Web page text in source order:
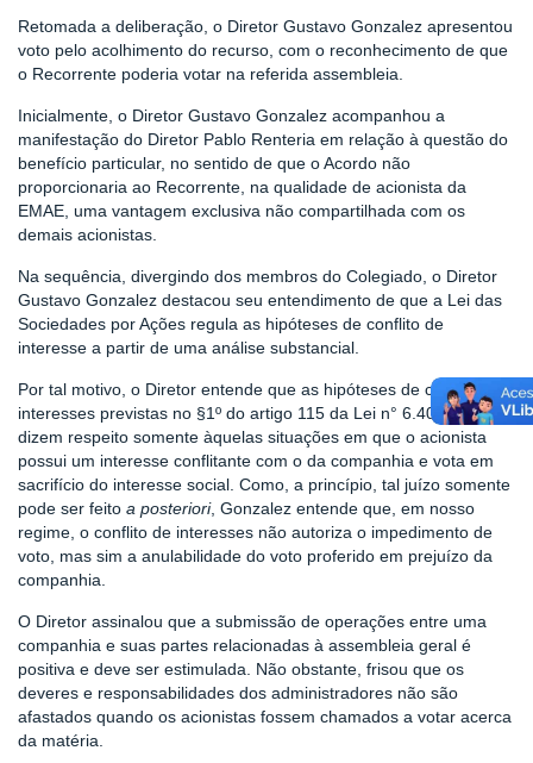
Retomada a deliberação, o Diretor Gustavo Gonzalez apresentou
voto pelo acolhimento do recurso, com o reconhecimento de que
o Recorrente poderia votar na referida assembleia.
Inicialmente, o Diretor Gustavo Gonzalez acompanhou a
manifestação do Diretor Pablo Renteria em relação à questão do
benefício particular, no sentido de que o Acordo não
proporcionaria ao Recorrente, na qualidade de acionista da
EMAE, uma vantagem exclusiva não compartilhada com os
demais acionistas.
Na sequência, divergindo dos membros do Colegiado, o Diretor
Gustavo Gonzalez destacou seu entendimento de que a Lei das
Sociedades por Ações regula as hipóteses de conflito de
interesse a partir de uma análise substancial.
Por tal motivo, o Diretor entende que as hipóteses de conflito de
interesses previstas no §1º do artigo 115 da Lei n° 6.404/1976
dizem respeito somente àquelas situações em que o acionista
possui um interesse conflitante com o da companhia e vota em
sacrifício do interesse social. Como, a princípio, tal juízo somente
pode ser feito a posteriori, Gonzalez entende que, em nosso
regime, o conflito de interesses não autoriza o impedimento de
voto, mas sim a anulabilidade do voto proferido em prejuízo da
companhia.
O Diretor assinalou que a submissão de operações entre uma
companhia e suas partes relacionadas à assembleia geral é
positiva e deve ser estimulada. Não obstante, frisou que os
deveres e responsabilidades dos administradores não são
afastados quando os acionistas fossem chamados a votar acerca
da matéria.